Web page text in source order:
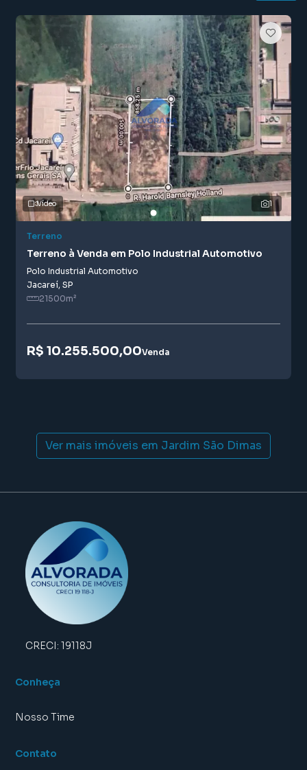
1
Vídeo
Terreno
Terreno à Venda em Polo Industrial Automotivo
Polo Industrial Automotivo
Jacareí, SP
21500m²
R$ 10.255.500,00Venda
Ver mais imóveis em Jardim São Dimas
CRECI: 19118J
Conheça
Nosso Time
Contato